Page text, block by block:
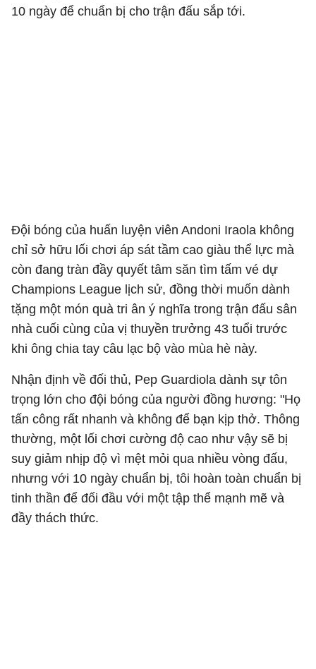
10 ngày để chuẩn bị cho trận đấu sắp tới.
Đội bóng của huấn luyện viên Andoni Iraola không
chỉ sở hữu lối chơi áp sát tầm cao giàu thể lực mà
còn đang tràn đầy quyết tâm săn tìm tấm vé dự
Champions League lịch sử, đồng thời muốn dành
tặng một món quà tri ân ý nghĩa trong trận đấu sân
nhà cuối cùng của vị thuyền trưởng 43 tuổi trước
khi ông chia tay câu lạc bộ vào mùa hè này.
Nhận định về đối thủ, Pep Guardiola dành sự tôn
trọng lớn cho đội bóng của người đồng hương: "Họ
tấn công rất nhanh và không để bạn kịp thở. Thông
thường, một lối chơi cường độ cao như vậy sẽ bị
suy giảm nhịp độ vì mệt mỏi qua nhiều vòng đấu,
nhưng với 10 ngày chuẩn bị, tôi hoàn toàn chuẩn bị
tinh thần để đối đầu với một tập thể mạnh mẽ và
đầy thách thức.